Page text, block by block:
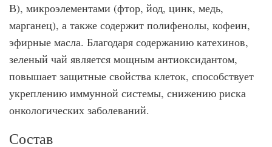
В), микроэлементами (фтор, йод, цинк, медь,
марганец), а также содержит полифенолы, кофеин,
эфирные масла. Благодаря содержанию катехинов,
зеленый чай является мощным антиоксидантом,
повышает защитные свойства клеток, способствует
укреплению иммунной системы, снижению риска
онкологических заболеваний.
Состав